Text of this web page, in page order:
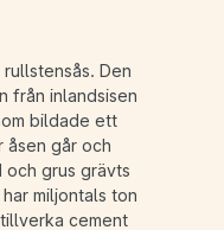
Den
från inlandsisen
bildade ett
åsen går och
och grus grävts
miljontals ton
cement